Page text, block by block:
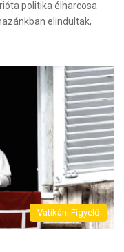
politika élharcosa
elindultak,
Vatikáni Figyelő